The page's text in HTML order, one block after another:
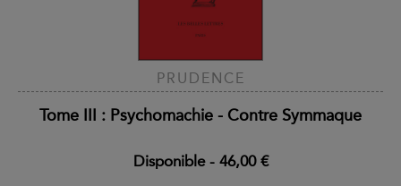
PRUDENCE
Tome III : Psychomachie - Contre Symmaque
Disponible- 46,00 €